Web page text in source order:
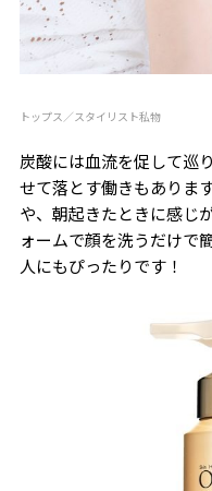
トップス／スタイリスト私物
炭酸には血流を促して巡
せて落とす働きもありま
や、朝起きたときに感じ
ォームで顔を洗うだけで
人にもぴったりです！